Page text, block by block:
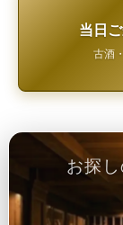
当日
古酒
お探